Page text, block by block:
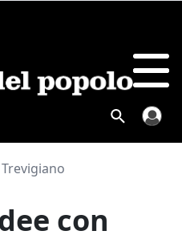
Trevigiano
con